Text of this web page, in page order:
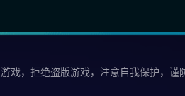
戏，拒绝盗版游戏，注意自我保护，